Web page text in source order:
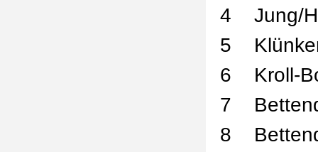
4 Jung/
5
6 Kroll-
7
8